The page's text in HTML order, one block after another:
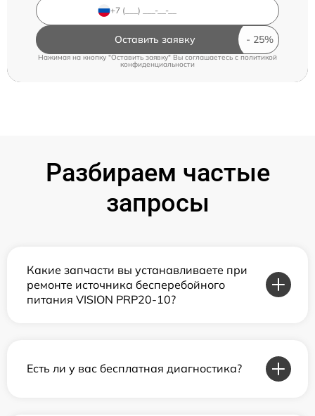
Оставить заявку
Нажимая на кнопку "Оставить заявку" Вы соглашаетесь cполитикой
конфиденциальности
Разбираем частые
запросы
Какие запчасти вы устанавливаете при
ремонте источника бесперебойного
питания VISION PRP20-10?
Есть ли у вас бесплатная диагностика?